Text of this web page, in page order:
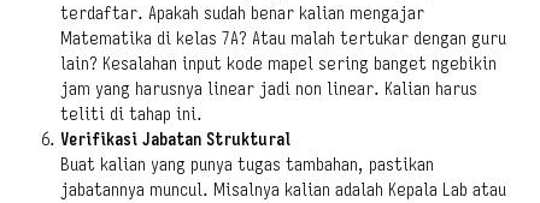
terdaftar. Apakah sudah benar kalian mengajar
Matematika di kelas 7A? Atau malah tertukar dengan guru
lain? Kesalahan input kode mapel sering banget ngebikin
jam yang harusnya linear jadi non linear. Kalian harus
teliti di tahap ini.
Verifikasi Jabatan Struktural
Buat kalian yang punya tugas tambahan, pastikan
jabatannya muncul. Misalnya kalian adalah Kepala Lab atau